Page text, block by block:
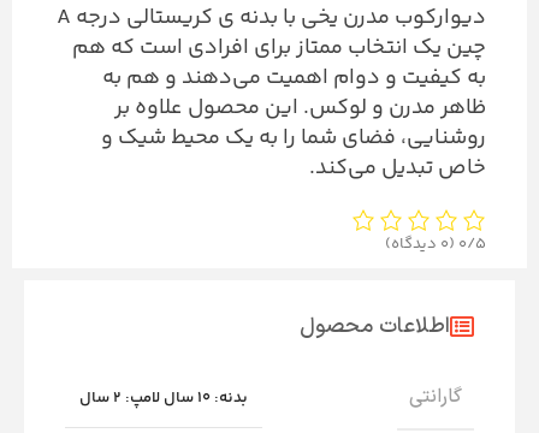
دیوارکوب مدرن یخی با بدنه ی کریستالی درجه A
چین یک انتخاب ممتاز برای افرادی است که هم
به کیفیت و دوام اهمیت می‌دهند و هم به
ظاهر مدرن و لوکس. این محصول علاوه بر
روشنایی، فضای شما را به یک محیط شیک و
خاص تبدیل می‌کند.
0/5 (0 دیدگاه)
اطلاعات محصول
گارانتی بدنه: 10 سال لامپ: 2 سال